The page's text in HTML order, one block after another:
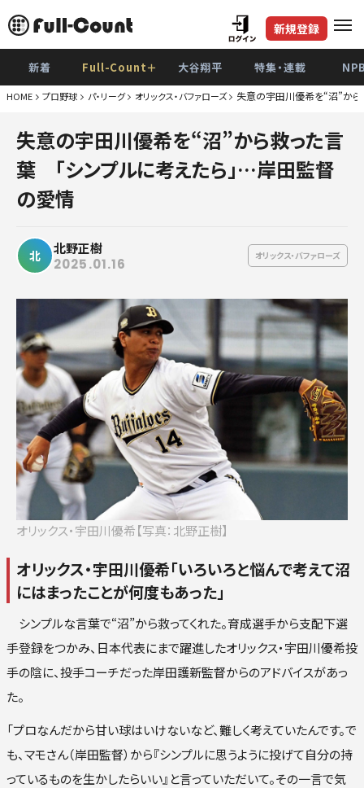
新規登録
新着 Full-Count＋ 大谷翔平 特集・連載
巨
ヤク
ソフト
日本
オリ
HOME プロ野球 パ・リーグ オリックス・バファローズ 失意の宇田川優希を“沼”か
失意の宇田川優希を“沼”から救った言
葉 「シンプルに考えたら」…岸田監督
の愛情
北
北野正樹
2025.01.16
オリックス・バファローズ
オリックス・宇田川優希【写真：北野正樹】
オリックス・宇田川優希「いろいろと悩んで考えて沼
にはまったことが何度もあった」
シンプルな言葉で“沼”から救ってくれた。育成選手から支配下選
手登録をつかみ、日本代表にまで躍進したオリックス・宇田川優希投
手の陰に、投手コーチだった岸田護新監督からのアドバイスがあっ
た。
「プロなんだから甘い球はいけないなど、難しく考えていたんです。で
も、マモさん（岸田監督）から『シンプルに思うように投げて自分の持
っているものを生かしたらいい』と言っていただいて。その一言で気